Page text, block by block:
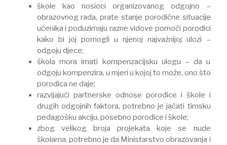
škole kao nosioci organizovanog odgojno –
obrazovnog rada, prate stanje porodične situacije
učenika i poduzimaju razne vidove pomoći porodici
kako bi joj pomogli u njenoj najvažnijoj ulozi –
odgoju djece;
škola mora imati kompenzacijsku ulogu – da u
odgoju kompenzira, u mjeri u kojoj to može, ono što
porodica ne daje;
razvijajući partnerske odnose porodice i škole i
drugih odgojnih faktora, potrebno je jačati timsku
pedagošku akciju, posebno porodice i škole;
zbog velikog broja projekata koje se nude
školama, potrebno je da Ministarstvo obrazovanja i